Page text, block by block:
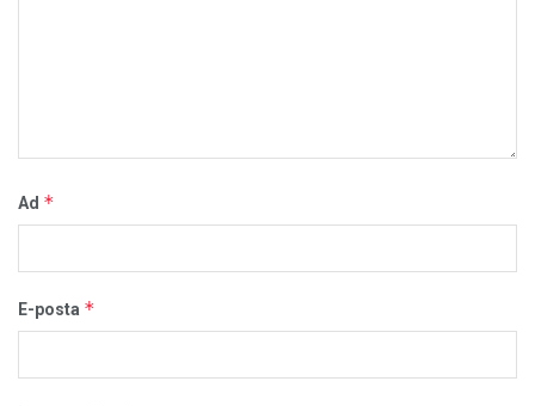
Ad *
E-posta *